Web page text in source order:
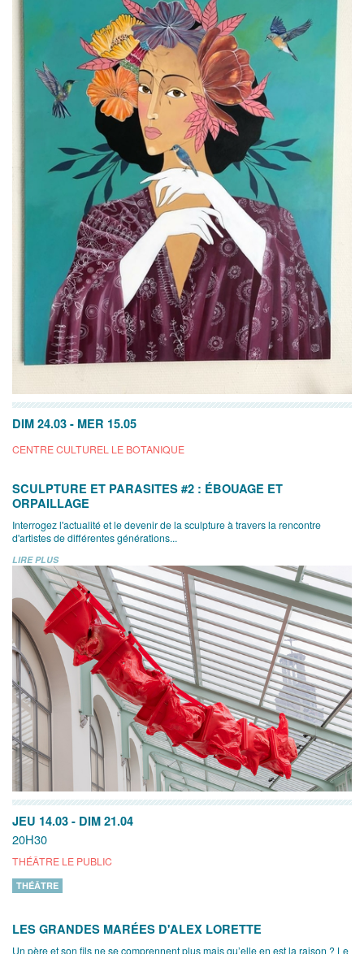
DIM 24.03 - MER 15.05
CENTRE CULTUREL LE BOTANIQUE
SCULPTURE ET PARASITES #2 : ÉBOUAGE ET
ORPAILLAGE
Interrogez l'actualité et le devenir de la sculpture à travers la rencontre
d'artistes de différentes générations...
LIRE PLUS
JEU 14.03 - DIM 21.04
20H30
THÉÂTRE LE PUBLIC
THÉÂTRE
LES GRANDES MARÉES D'ALEX LORETTE
Un père et son fils ne se comprennent plus mais qu’elle en est la raison ? Le